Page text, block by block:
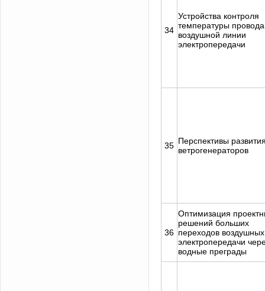
34
Устройства контроля
температуры провода
воздушной линии
электропередачи
35 Перспективы
ветрогенераторов
36
Оптимизация
решений больших
переходов
электропередачи
водные преграды